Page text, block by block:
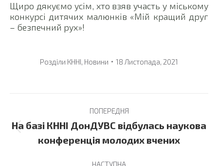
Щиро дякуємо усім, хто взяв участь у міському
конкурсі дитячих малюнків «Мій кращий друг
– безпечний рух»!
Розділи КННІ, Новини 18 Листопада, 2021
navigation
ПОПЕРЕДНЯ
Previous
post:
На базі КННІ ДонДУВС відбулась наукова
конференція молодих вчених
НАСТУПНА